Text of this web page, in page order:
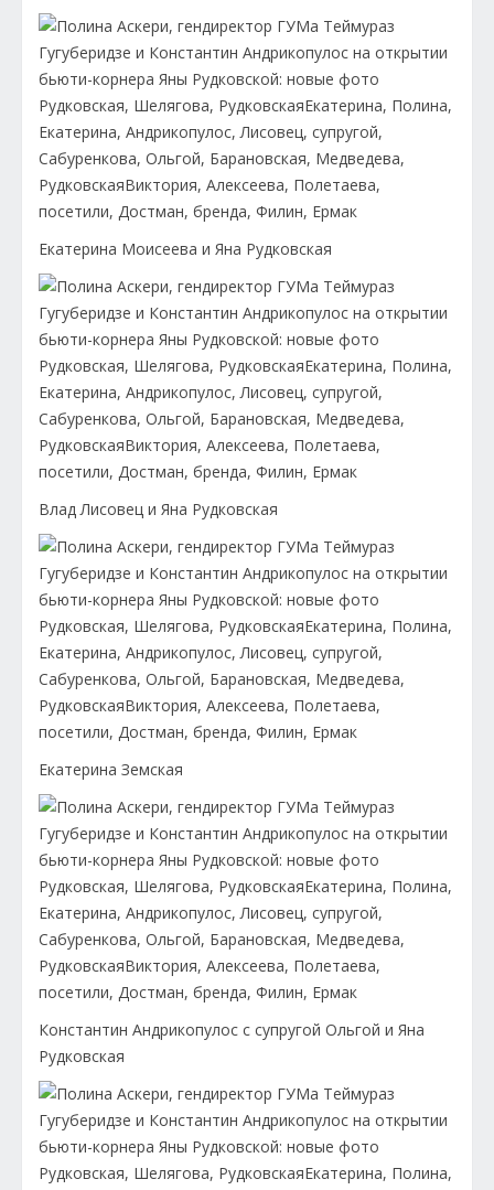
Екатерина Моисеева и Яна Рудковская
Влад Лисовец и Яна Рудковская
Екатерина Земская
Константин Андрикопулос с супругой Ольгой и Яна
Рудковская